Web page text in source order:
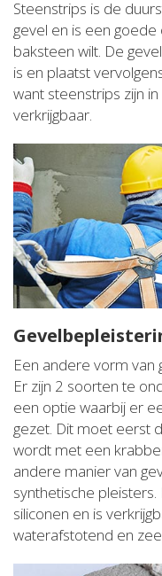
Steenstrips is de
gevel en is een
baksteen wilt. De
is en plaatst
want steenstrips zijn
verkrijgbaar.
Een andere vorm van
Er zijn 2 soorten te
een optie waarbij er
gezet. Dit moet eerst
wordt met een
andere manier van
synthetische
siliconen en is
waterafstotend en